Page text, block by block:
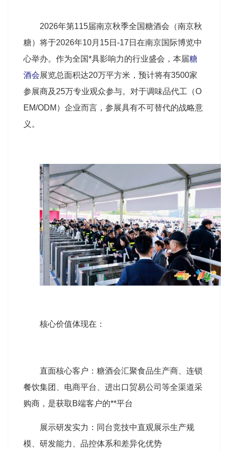
2026年第115届南京秋季全国糖酒会 （南京秋
糖）将于2026年10月15日-17日在南京国际博览中
心举办。作为全国*具影响力的行业盛会，本届糖
酒会展览总面积达20万平方米，预计将有3500家
参展商及25万专业观众参与。对于调味品代工（O
EM/ODM）企业而言，参展具有不可替代的战略意
义。
核心价值体现在：
直面核心客户：糖酒会汇聚食品生产商、连锁
餐饮集团、电商平台、进出口贸易公司等全渠道采
购商，是获取B端客户的**平台
展示研发实力：同台竞技中直观展示生产规
模、研发能力、品控体系和差异化优势